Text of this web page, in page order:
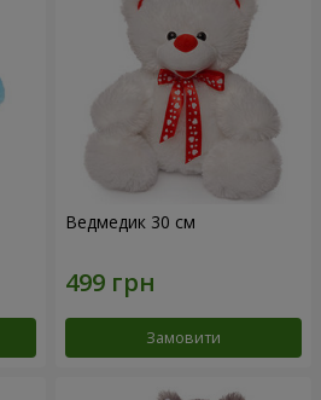
Ведмедик 30 см
Замовити